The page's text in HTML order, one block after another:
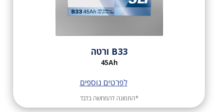
B33 ורטה
לפרטים נוספים
*התמונה להמחשה בלבד
45Ah